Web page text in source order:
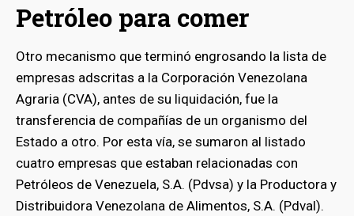
Petróleo para comer
Otro mecanismo que terminó engrosando la lista de
empresas adscritas a la Corporación Venezolana
Agraria (CVA), antes de su liquidación, fue la
transferencia de compañías de un organismo del
Estado a otro. Por esta vía, se sumaron al listado
cuatro empresas que estaban relacionadas con
Petróleos de Venezuela, S.A. (Pdvsa) y la Productora y
Distribuidora Venezolana de Alimentos, S.A. (Pdval).